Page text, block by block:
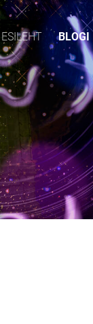
ESILEHT BLOGI